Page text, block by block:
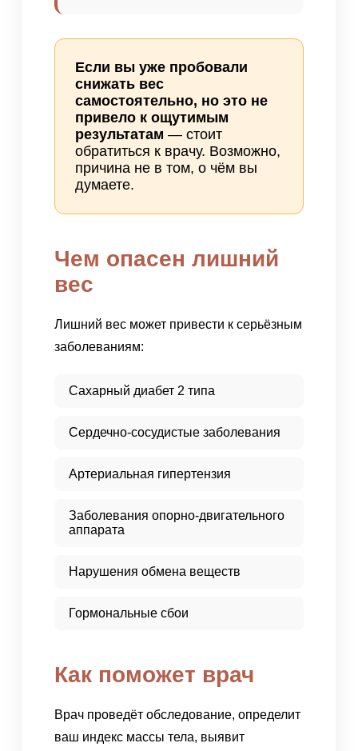
Если вы уже пробовали
снижать вес
самостоятельно, но это не
привело к ощутимым
результатам — стоит
обратиться к врачу. Возможно,
причина не в том, о чём вы
думаете.
Чем опасен лишний
вес
Лишний вес может привести к серьёзным
заболеваниям:
Сахарный диабет 2 типа
Сердечно-сосудистые заболевания
Артериальная гипертензия
Заболевания опорно-двигательного
аппарата
Нарушения обмена веществ
Гормональные сбои
Как поможет врач
Врач проведёт обследование, определит
ваш индекс массы тела, выявит